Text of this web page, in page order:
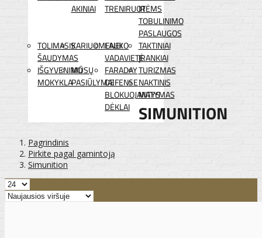
AKINIAI
TRENIRUOTĖMS
IR
TOBULINIMO
PASLAUGOS
TOLIMASIS
ŠAUDYMAS
KARIUOMENEI
LAUKO
VADAVIETĖ
TAKTINIAI
ĮRANKIAI
IŠGYVENIMO
MOKYKLA
MŪSŲ
PASIŪLYMAI
FARADAY
DEFENSE
BLOKUOJANTYS
DĖKLAI
TURIZMAS
NAKTINIS
MATYMAS
SIMUNITION
Pagrindinis
Pirkite pagal gamintoją
Simunition